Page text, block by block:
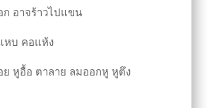
อาจร้าวไปแขน
หบ คอแห้ง
ย หูอื้อ ตาลาย ลมออกหู หูตึง